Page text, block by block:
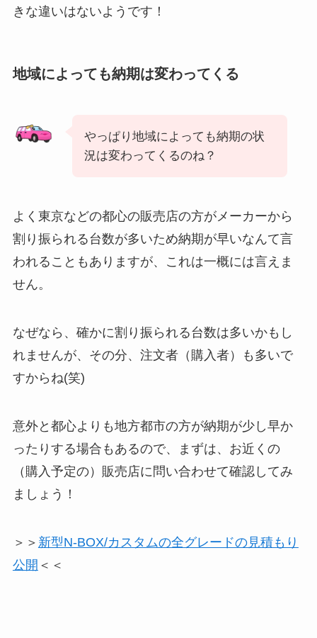
きな違いはないようです！
地域によっても納期は変わってくる
やっぱり地域によっても納期の状
況は変わってくるのね？
よく東京などの都心の販売店の方がメーカーから
割り振られる台数が多いため納期が早いなんて言
われることもありますが、これは一概には言えま
せん。
なぜなら、確かに割り振られる台数は多いかもし
れませんが、その分、注文者（購入者）も多いで
すからね(笑)
意外と都心よりも地方都市の方が納期が少し早か
ったりする場合もあるので、まずは、お近くの
（購入予定の）販売店に問い合わせて確認してみ
ましょう！
＞＞ 新型N-BOX/カスタムの全グレードの見積もり
公開 ＜＜